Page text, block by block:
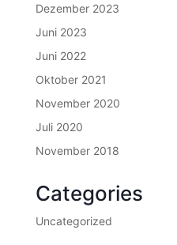
Dezember 2023
Juni 2023
Juni 2022
Oktober 2021
November 2020
Juli 2020
November 2018
Categories
Uncategorized